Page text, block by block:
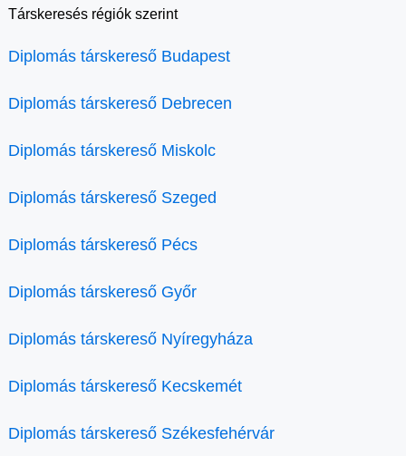
Társkeresés régiók szerint
Diplomás társkereső Budapest
Diplomás társkereső Debrecen
Diplomás társkereső Miskolc
Diplomás társkereső Szeged
Diplomás társkereső Pécs
Diplomás társkereső Győr
Diplomás társkereső Nyíregyháza
Diplomás társkereső Kecskemét
Diplomás társkereső Székesfehérvár